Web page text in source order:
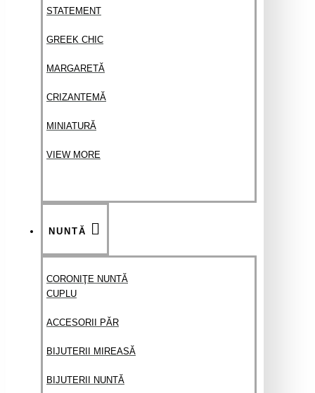
STATEMENT
GREEK CHIC
MARGARETĂ
CRIZANTEMĂ
MINIATURĂ
VIEW MORE
NUNTĂ
CORONIŢE NUNTĂ
CUPLU
ACCESORII PĂR
BIJUTERII MIREASĂ
BIJUTERII NUNTĂ